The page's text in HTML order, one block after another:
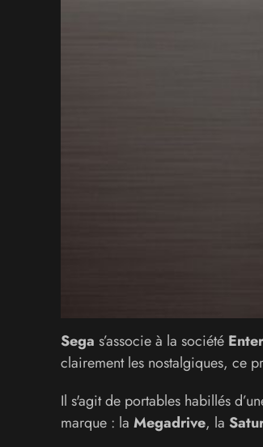
Sega s’associe à la société
clairement les nostalgiques, ce
Il s'agit de portables habillés
marque : la Megadrive, la